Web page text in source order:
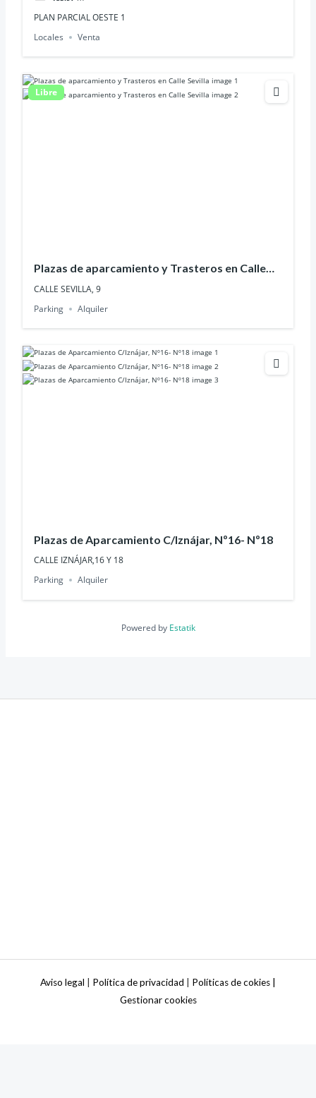
PLAN PARCIAL OESTE 1
Locales
Venta
Libre
Plazas de aparcamiento y Trasteros en Calle
Sevilla
CALLE SEVILLA, 9
Parking
Alquiler
Plazas de Aparcamiento C/Iznájar, Nº16- Nº18
CALLE IZNÁJAR,16 Y 18
Parking
Alquiler
Powered by Estatik
Aviso legal Política de privacidad
Políticas de cokies |
Gestionar cookies